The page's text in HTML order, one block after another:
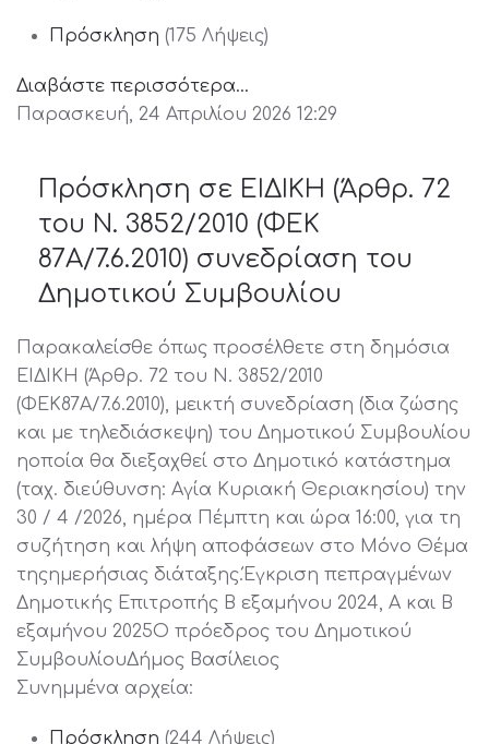
Πρόσκληση (175 Λήψεις)
Διαβάστε περισσότερα...
Παρασκευή, 24 Απριλίου 2026 12:29
Πρόσκληση σε ΕΙΔΙΚΗ (Άρθρ. 72
του Ν. 3852/2010 (ΦΕΚ
87Α/7.6.2010) συνεδρίαση του
Δημοτικού Συμβουλίου
Παρακαλείσθε όπως προσέλθετε στη δημόσια
ΕΙΔΙΚΗ (Άρθρ. 72 του Ν. 3852/2010
(ΦΕΚ87Α/7.6.2010), μεικτή συνεδρίαση (δια ζώσης
και με τηλεδιάσκεψη) του Δημοτικού Συμβουλίου
ηοποία θα διεξαχθεί στο Δημοτικό κατάστημα
(ταχ. διεύθυνση: Αγία Κυριακή Θεριακησίου) την
30 / 4 /2026, ημέρα Πέμπτη και ώρα 16:00, για τη
συζήτηση και λήψη αποφάσεων στο Μόνο Θέμα
τηςημερήσιας διάταξης.Έγκριση πεπραγμένων
Δημοτικής Επιτροπής Β εξαμήνου 2024, Α και Β
εξαμήνου 2025Ο πρόεδρος του Δημοτικού
ΣυμβουλίουΔήμος Βασίλειος
Συνημμένα αρχεία:
Πρόσκληση (244 Λήψεις)